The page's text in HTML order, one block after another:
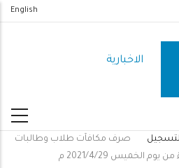
English
الاخبارية
صرف مكافآت طلاب وطالبات
الخميس 2021/4/29 م